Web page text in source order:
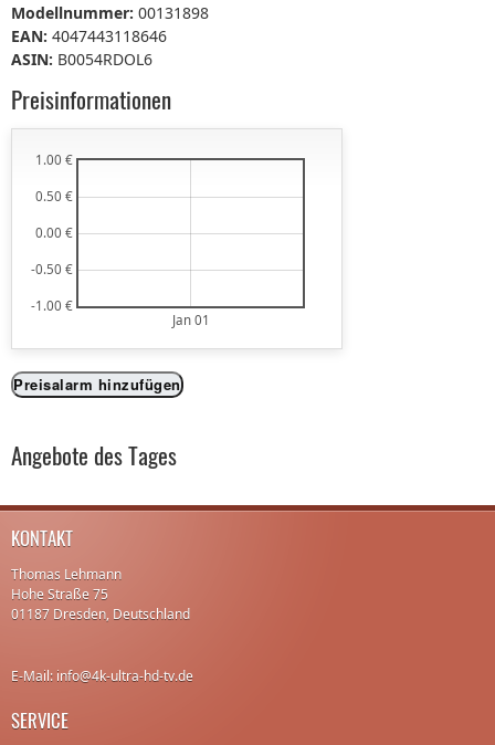
Modellnummer: 00131898
EAN: 4047443118646
ASIN: B0054RDOL6
Preisinformationen
Jan 01
-1.00 €
-0.50 €
0.00 €
0.50 €
1.00 €
Preisalarm hinzufügen
Angebote des Tages
KONTAKT
Thomas Lehmann
Hohe Straße 75
01187 Dresden, Deutschland
E-Mail: info@4k-ultra-hd-tv.de
SERVICE